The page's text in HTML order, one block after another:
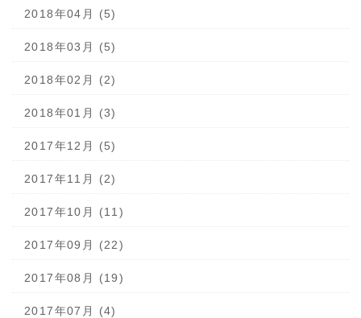
2018年04月 (5)
2018年03月 (5)
2018年02月 (2)
2018年01月 (3)
2017年12月 (5)
2017年11月 (2)
2017年10月 (11)
2017年09月 (22)
2017年08月 (19)
2017年07月 (4)